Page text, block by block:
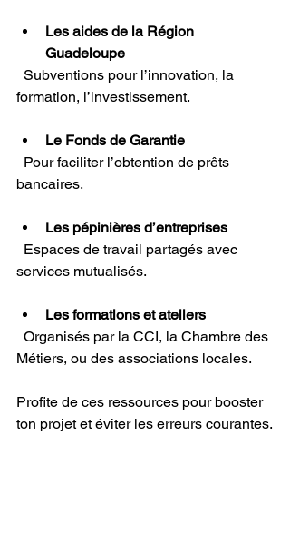
Les aides de la Région
Guadeloupe
formation, l’investissement.
Le Fonds de Garantie
bancaires.
Les pépinières d’entreprises
services mutualisés.
Les formations et ateliers
Métiers, ou des associations locales.
Profite de ces ressources pour booster
ton projet et éviter les erreurs courantes.